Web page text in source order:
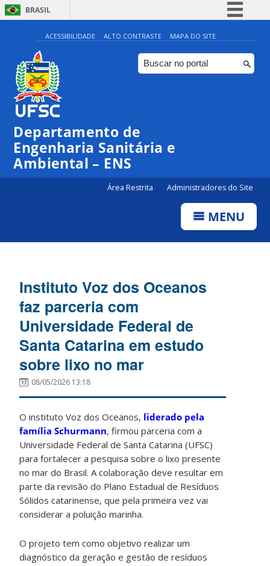
BRASIL
Simplifique!
Comunica BR
Participe
ACESSIBILIDADE ALTO CONTRASTE MAPA DO SITE
Departamento de
Engenharia Sanitária e
Ambiental – ENS
Área Restrita Administradores do Site
MENU
Instituto Voz dos Oceanos
faz parceria com
Universidade Federal de
Santa Catarina em estudo
sobre lixo no mar
08/05/2026 13:18
O instituto Voz dos Oceanos, liderado pela
família Schurmann, firmou parceria com a
Universidade Federal de Santa Catarina (UFSC)
para fortalecer a pesquisa sobre o lixo presente
no mar do Brasil. A colaboração deve resultar em
parte da revisão do Plano Estadual de Resíduos
Sólidos catarinense, que pela primeira vez vai
considerar a poluição marinha.
O projeto tem como objetivo realizar um
diagnóstico da geração e gestão de resíduos